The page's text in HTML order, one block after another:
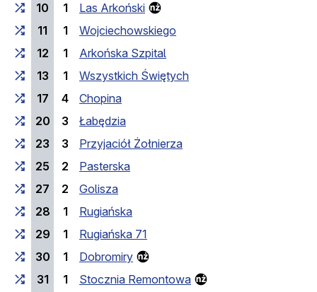
10
1
Las Arkoński
11
1
Wojciechowskiego
12
1
Arkońska Szpital
13
1
Wszystkich Świętych
17
4
Chopina
20
3
Łabędzia
23
3
Przyjaciół Żołnierza
25
2
Pasterska
27
2
Golisza
28
1
Rugiańska
29
1
Rugiańska 71
30
1
Dobromiry
31
1
Stocznia Remontowa